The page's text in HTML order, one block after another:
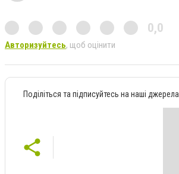
0,0
Авторизуйтесь, щоб оцінити
Поділіться та підписуйтесь на наші джерела